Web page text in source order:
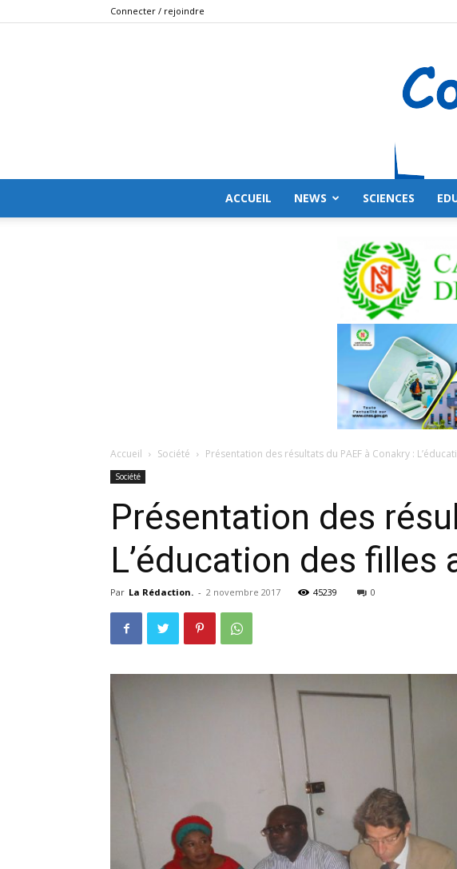
Connecter / rejoindre
ACCUEIL NEWS SCIENCES
Accueil Société Présentation des résultats du PAEF à Conakry :
Société
Présentation des
L’éducation des
Par La Rédaction. - 2 novembre 2017 45239 0